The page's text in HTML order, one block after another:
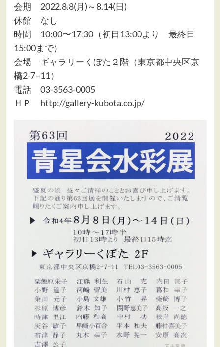
会期 2022.8.8(月)～8.14(日)
休館 なし
時間 10:00〜17:30（初日13:00より 最終日
15:00まで）
会場 ギャラリーくぼた２階（東京都中央区京
橋2-7−11）
電話 03-3563-0005
ＨＰ http://gallery-kubota.co.jp/